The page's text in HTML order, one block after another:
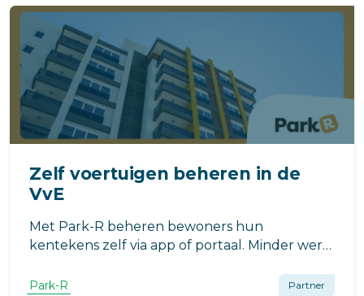
Zelf voertuigen beheren in de
VvE
Met Park-R beheren bewoners hun
kentekens zelf via app of portaal. Minder werk
voor bewoners. Eenvoudig, veilig en efficiënt.
Park-R Partner